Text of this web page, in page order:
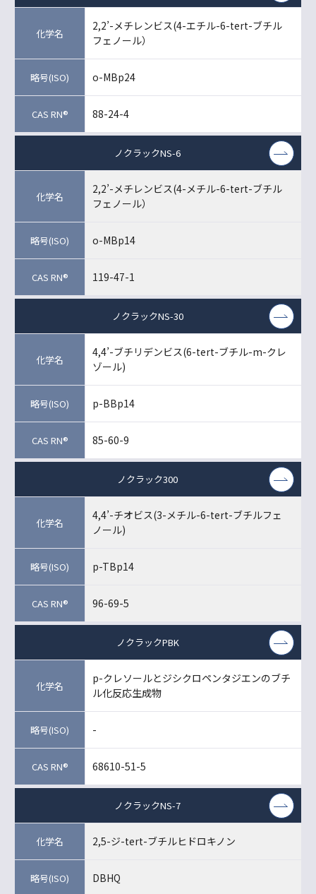
2,2’-メチレンビス(4-エチル-6-tert-ブチル
フェノール）
o-MBp24
88-24-4
ノクラックNS-6
2,2’-メチレンビス(4-メチル-6-tert-ブチル
フェノール）
o-MBp14
119-47-1
ノクラックNS-30
4,4’-ブチリデンビス(6-tert-ブチル-m-クレ
ゾール)
p-BBp14
85-60-9
ノクラック300
4,4’-チオビス(3-メチル-6-tert-ブチルフェ
ノール)
p-TBp14
96-69-5
ノクラックPBK
p-クレソールとジシクロペンタジエンのブチ
ル化反応生成物
-
68610-51-5
ノクラックNS-7
2,5-ジ-tert-ブチルヒドロキノン
DBHQ